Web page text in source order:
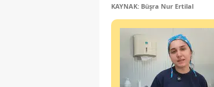
KAYNAK: Büşra Nur Ertilal